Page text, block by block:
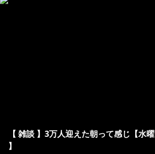
【 雑談 】3万人迎えた朝って感じ【水
】